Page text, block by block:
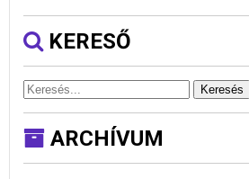
KERESŐ
Keresés
ARCHÍVUM